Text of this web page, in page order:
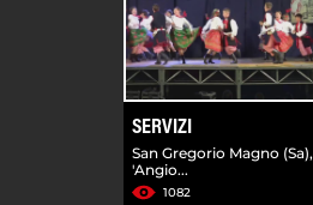
SERVIZI
San Gregorio Magno (Sa),
'Angio...
1082